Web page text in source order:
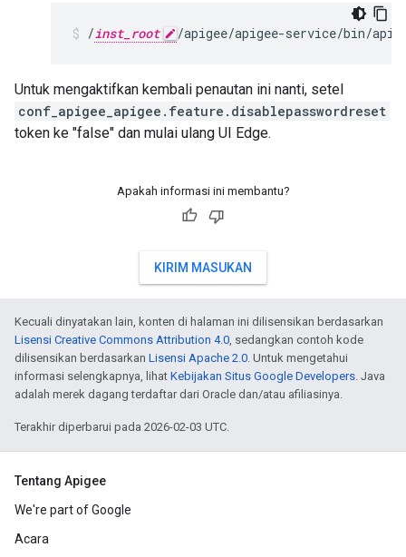
/inst_root /apigee/apigee-service/bin/
Untuk mengaktifkan kembali penautan ini nanti, setel
conf_apigee_apigee.feature.disablepasswordreset
token ke "false" dan mulai ulang UI Edge.
Apakah informasi ini membantu?
KIRIM MASUKAN
Kecuali dinyatakan lain, konten di halaman ini dilisensikan berdasarkan
Lisensi Creative Commons Attribution 4.0 , sedangkan contoh kode
dilisensikan berdasarkan Lisensi Apache 2.0 . Untuk mengetahui
informasi selengkapnya, lihat Kebijakan Situs Google Developers . Java
adalah merek dagang terdaftar dari Oracle dan/atau afiliasinya.
Terakhir diperbarui pada 2026-02-03 UTC.
Tentang Apigee
We're part of Google
Acara